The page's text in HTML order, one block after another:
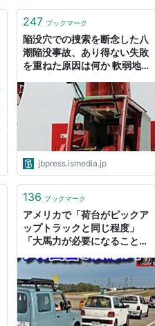
247 ブックマーク
陥没穴での捜索を断念した八
潮陥没事故、あり得ない失敗
を重ねた原因は何か 軟弱地
げ、理科音痴が生んだ悲劇を
繰り返すな | JBpress (ジェ
イビープレス)
jbpress.ismedia.jp
136 ブックマーク
アメリカで「荷台がピックア
ップトラックと同じ程度」
「大馬力が必要になることは
気づいたことが軽トラ人気に
つながっている？